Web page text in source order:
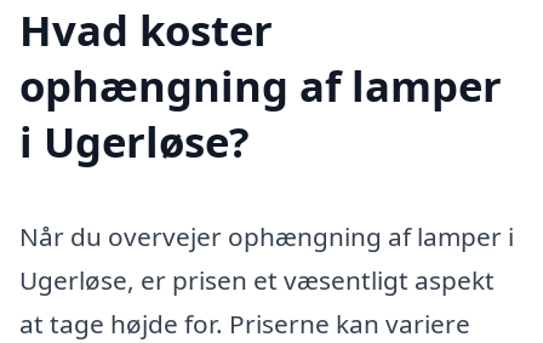
Hvad koster
ophængning af lamper
i Ugerløse?
Når du overvejer ophængning af lamper i
Ugerløse, er prisen et væsentligt aspekt
at tage højde for. Priserne kan variere